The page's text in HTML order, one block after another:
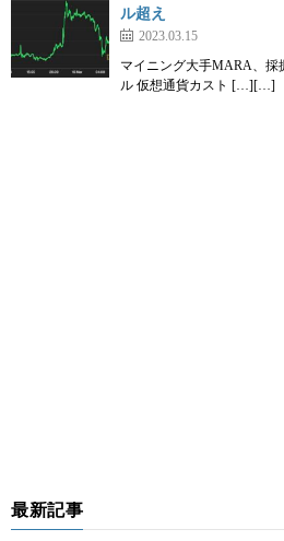
ル超え
2023.03.15
マイニング大手MARA、採
ル 仮想通貨カスト […][…]
最新記事